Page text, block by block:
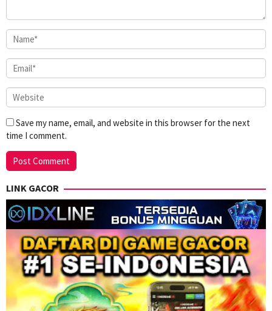
Save my name, email, and website in this browser for the next
time I comment.
LINK GACOR